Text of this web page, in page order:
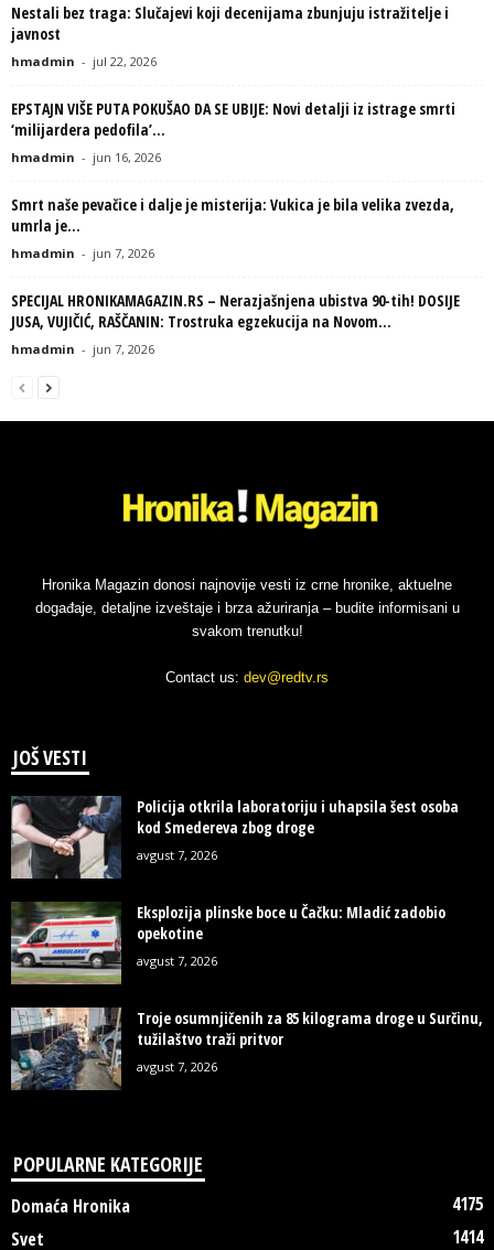
Nestali bez traga: Slučajevi koji decenijama zbunjuju istražitelje i
javnost
hmadmin - jul 22, 2026
EPSTAJN VIŠE PUTA POKUŠAO DA SE UBIJE: Novi detalji iz istrage smrti
‘milijardera pedofila’...
hmadmin - jun 16, 2026
Smrt naše pevačice i dalje je misterija: Vukica je bila velika zvezda,
umrla je...
hmadmin - jun 7, 2026
SPECIJAL HRONIKAMAGAZIN.RS – Nerazjašnjena ubistva 90-tih! DOSIJE
JUSA, VUJIČIĆ, RAŠČANIN: Trostruka egzekucija na Novom...
hmadmin - jun 7, 2026
Hronika Magazin donosi najnovije vesti iz crne hronike, aktuelne
događaje, detaljne izveštaje i brza ažuriranja – budite informisani u
svakom trenutku!
Contact us: dev@redtv.rs
JOŠ VESTI
Policija otkrila laboratoriju i uhapsila šest osoba
kod Smedereva zbog droge
avgust 7, 2026
Eksplozija plinske boce u Čačku: Mladić zadobio
opekotine
avgust 7, 2026
Troje osumnjičenih za 85 kilograma droge u Surčinu,
tužilaštvo traži pritvor
avgust 7, 2026
POPULARNE KATEGORIJE
Domaća Hronika
4175
Svet
1414